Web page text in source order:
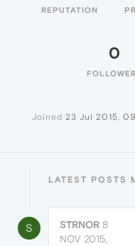
REPUTATION
0
Joined 23 Jul 2015,
LATEST POSTS
S STRNOR 8
NOV 2015,